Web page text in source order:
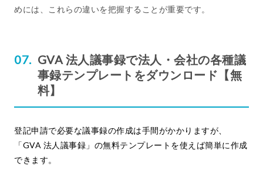
めには、これらの違いを把握することが重要です。
GVA 法人議事録で法人・会社の各種議
事録テンプレートをダウンロード【無
料】
登記申請で必要な議事録の作成は手間がかかりますが、
「GVA 法人議事録」の無料テンプレートを使えば簡単に作成
できます。